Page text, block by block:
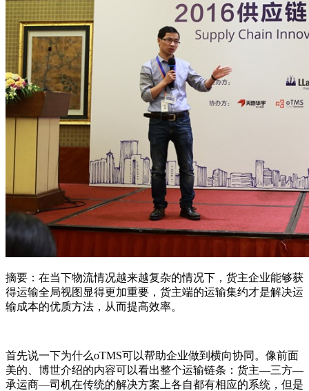
摘要：在当下物流情况越来越复杂的情况下，货主企业能够获
得运输全局视图显得更加重要，货主端的运输集约才是解决运
输成本的优质方法，从而提高效率。
首先说一下为什么oTMS可以帮助企业做到横向协同。像前面
美的、博世介绍的内容可以看出整个运输链条：货主—三方—
承运商—司机在传统的解决方案上各自都有相应的系统，但是